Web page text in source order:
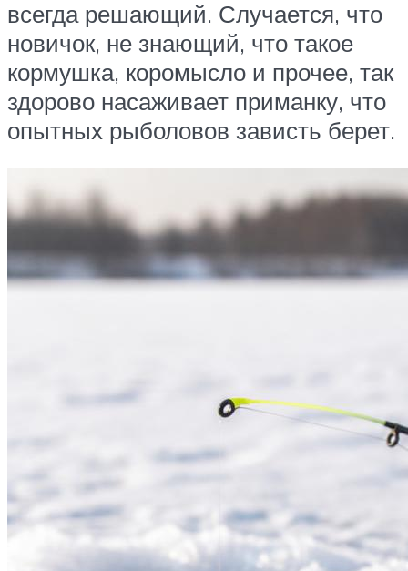
всегда решающий. Случается, что
новичок, не знающий, что такое
кормушка, коромысло и прочее, так
здорово насаживает приманку, что
опытных рыболовов зависть берет.